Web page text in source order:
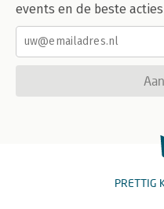
events en de beste
PRETTIG